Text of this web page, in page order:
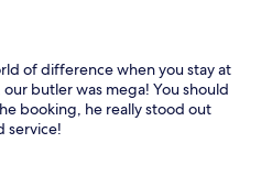
of difference when you stay at
butler was mega! You should
booking, he really stood out
service!